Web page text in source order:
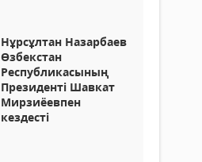
Нұрсұлтан Назарбаев
Өзбекстан
Республикасының
Президенті Шавкат
Мирзиёевпен
кездесті